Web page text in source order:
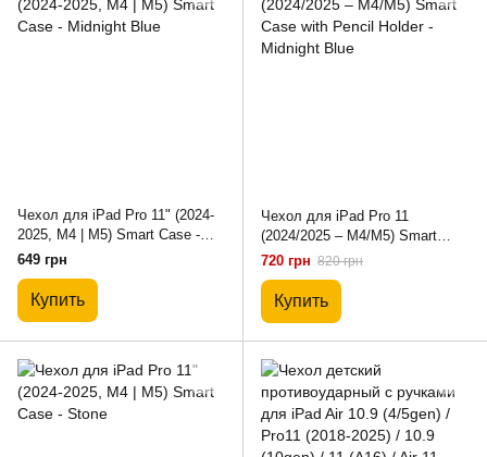
Чехол для iPad Pro 11" (2024-
2025, M4 | M5) Smart Case -
Midnight Blue
649 грн
Купить
Чехол для iPad Pro 11
(2024/2025 – M4/M5) Smart
Case with Pencil Holder -
Midnight Blue
720 грн 820 грн
Купить